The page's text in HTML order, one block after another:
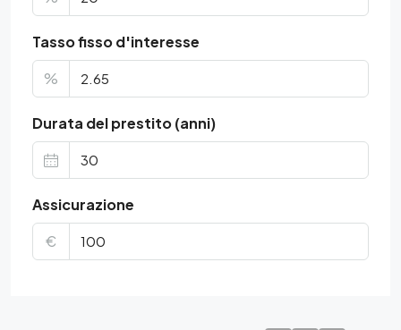
Tasso fisso d'interesse
%
Durata del prestito (anni)
Assicurazione
€